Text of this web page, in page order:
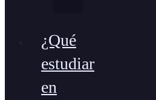
¿Qué
estudiar
en